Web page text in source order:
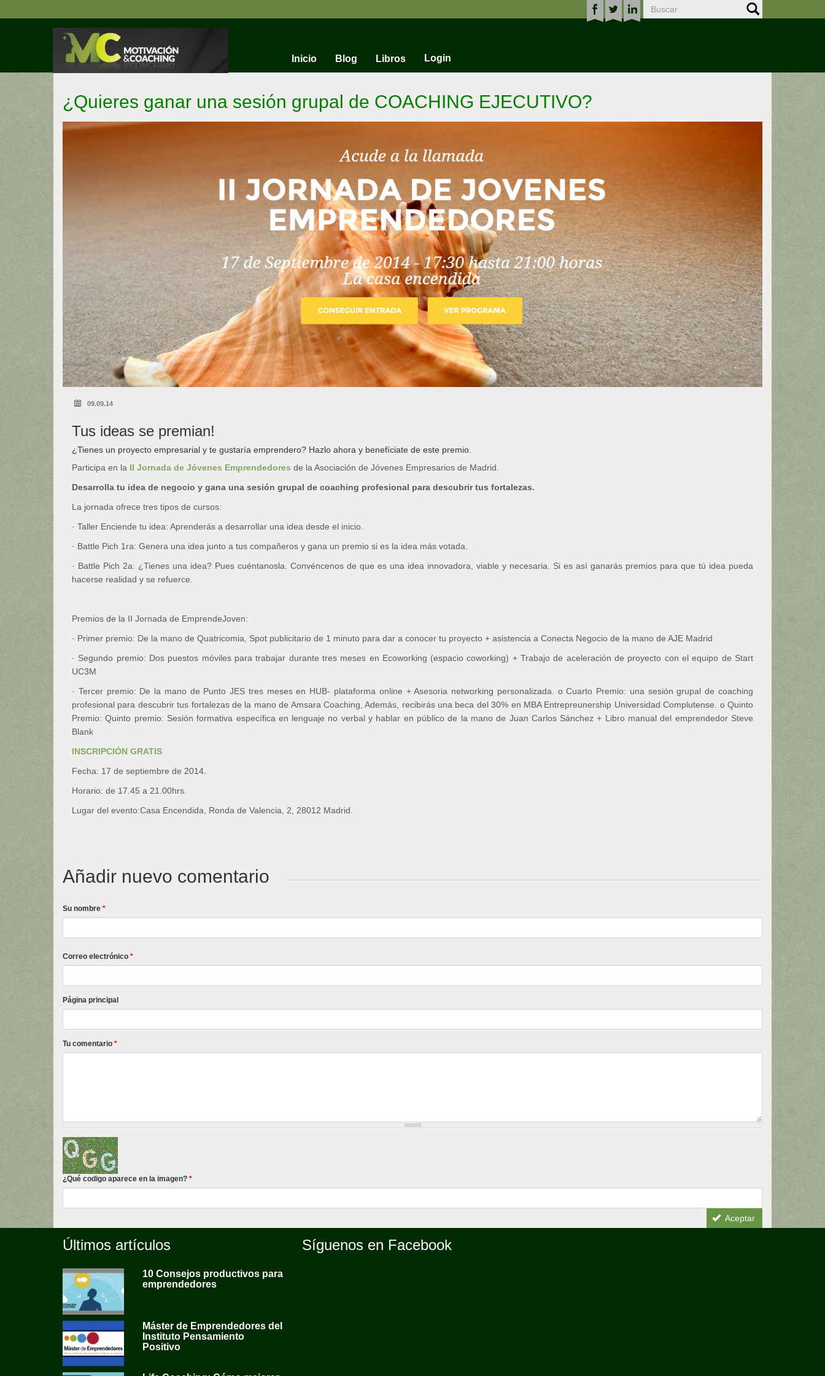
Inicio Blog Libros Login
¿Quieres ganar una sesión grupal de COACHING EJECUTIVO?
09.09.14
Tus ideas se premian!
¿Tienes un proyecto empresarial y te gustaría emprendero? Hazlo ahora y benefíciate de este premio.
Participa en la II Jornada de Jóvenes Emprendedores de la Asociación de Jóvenes Empresarios de Madrid.
Desarrolla tu idea de negocio y gana una sesión grupal de coaching profesional para descubrir tus fortalezas.
La jornada ofrece tres tipos de cursos:
· Taller Enciende tu idea: Aprenderás a desarrollar una idea desde el inicio.
· Battle Pich 1ra: Genera una idea junto a tus compañeros y gana un premio si es la idea más votada.
· Battle Pich 2a: ¿Tienes una idea? Pues cuéntanosla. Convéncenos de que es una idea innovadora, viable y necesaria. Si es así ganarás premios para que tú idea pueda
hacerse realidad y se refuerce.
Premios de la II Jornada de EmprendeJoven:
· Primer premio: De la mano de Quatricomia, Spot publicitario de 1 minuto para dar a conocer tu proyecto + asistencia a Conecta Negocio de la mano de AJE Madrid
· Segundo premio: Dos puestos móviles para trabajar durante tres meses en Ecoworking (espacio coworking) + Trabajo de aceleración de proyecto con el equipo de Start
UC3M
· Tercer premio: De la mano de Punto JES tres meses en HUB- plataforma online + Asesoria networking personalizada. o Cuarto Premio: una sesión grupal de coaching
profesional para descubrir tus fortalezas de la mano de Amsara Coaching, Además, recibirás una beca del 30% en MBA Entrepreunership Universidad Complutense. o Quinto
Premio: Quinto premio: Sesión formativa específica en lenguaje no verbal y hablar en público de la mano de Juan Carlos Sánchez + Libro manual del emprendedor Steve
Blank
INSCRIPCIÓN GRATIS
Fecha: 17 de septiembre de 2014.
Horario: de 17.45 a 21.00hrs.
Lugar del evento:Casa Encendida, Ronda de Valencia, 2, 28012 Madrid.
Añadir nuevo comentario
Su nombre *
Correo electrónico *
Página principal
Tu comentario *
¿Qué codigo aparece en la imagen? *
Aceptar
Últimos artículos
10 Consejos productivos para
emprendedores
Máster de Emprendedores del
Instituto Pensamiento
Positivo
Síguenos en Facebook